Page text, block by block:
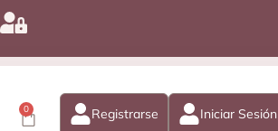
0 Registrarse Iniciar Sesión